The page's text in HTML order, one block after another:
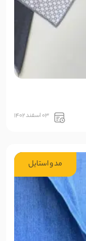
03 اسفند 1402
مد و استایل